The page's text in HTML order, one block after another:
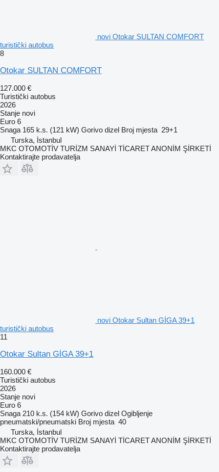
novi Otokar SULTAN COMFORT
turistički autobus
8
Otokar SULTAN COMFORT
127.000 €
Turistički autobus
2026
Stanje novi
Euro 6
Snaga 165 k.s. (121 kW) Gorivo dizel Broj mjesta 29+1
Turska, İstanbul
MKC OTOMOTİV TURİZM SANAYİ TİCARET ANONİM ŞİRKETİ
Kontaktirajte prodavatelja
novi Otokar Sultan GİGA 39+1
turistički autobus
11
Otokar Sultan GİGA 39+1
160.000 €
Turistički autobus
2026
Stanje novi
Euro 6
Snaga 210 k.s. (154 kW) Gorivo dizel Ogibljenje
pneumatski/pneumatski Broj mjesta 40
Turska, İstanbul
MKC OTOMOTİV TURİZM SANAYİ TİCARET ANONİM ŞİRKETİ
Kontaktirajte prodavatelja